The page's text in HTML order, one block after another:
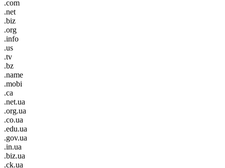
.com
.net
.biz
.org
.info
.us
.tv
.bz
.name
.mobi
.ca
.net.ua
.org.ua
.co.ua
.edu.ua
.gov.ua
.in.ua
.biz.ua
.ck.ua